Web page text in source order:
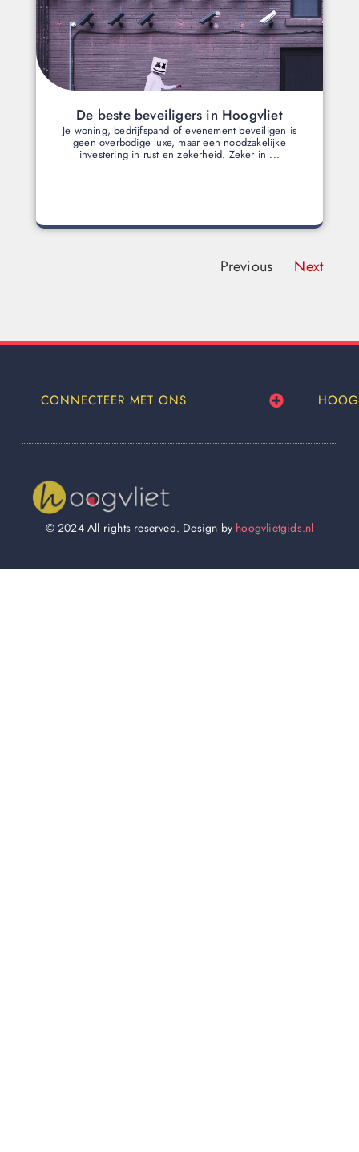
De beste beveiligers in Hoogvliet
Je woning, bedrijfspand of evenement beveiligen is
geen overbodige luxe, maar een noodzakelijke
investering in rust en zekerheid. Zeker in ...
Previous Next
CONNECTEER MET ONS
© 2024 All rights reserved. Design by hoogvlietgids.nl